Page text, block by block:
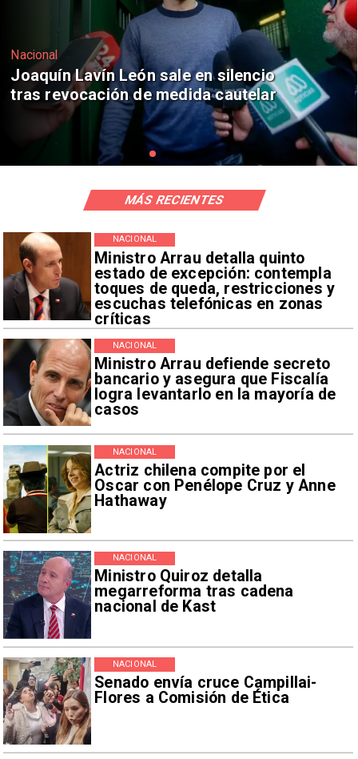
Nacional
Chile y Venezuela formalizan reinicio
de relaciones consulares
Ministro Arrau detalla quinto
estado de excepción: contempla
toques de queda, restricciones y
escuchas telefónicas en zonas
críticas
NACIONAL
Ministro Arrau defiende secreto
bancario y asegura que Fiscalía
logra levantarlo en la mayoría de
casos
NACIONAL
Actriz chilena compite por el
Oscar con Penélope Cruz y Anne
Hathaway
NACIONAL
Ministro Quiroz detalla
megarreforma tras cadena
nacional de Kast
NACIONAL
Senado envía cruce Campillai-
Flores a Comisión de Ética
NACIONAL
MÁS RECIENTES